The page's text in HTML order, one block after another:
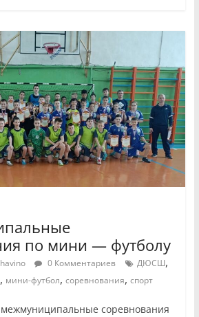
по мини — футболу
0 Комментариев ДЮСШ,
, мини-футбол, соревнования, спорт
соревнования